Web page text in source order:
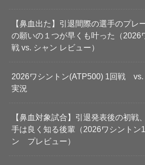
【鼻血出た】引退間際の選手のプレ
の願いの１つが早くも叶った（2026
戦 vs. シャン レビュー）
2026ワシントン(ATP500) 1回戦
実況
【鼻血対象試合】引退発表後の初戦
手は良く知る後輩（2026ワシント
ン プレビュー）